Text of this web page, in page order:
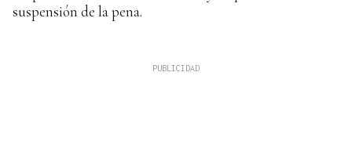
suspensión de la pena.